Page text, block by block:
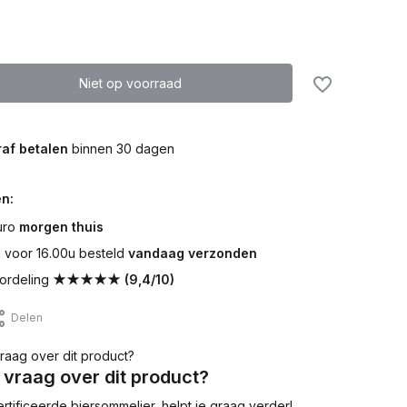
Niet op voorraad
betalen binnen 30 dagen
morgen thuis
16.00u besteld vandaag verzonden
★★★★★ (9,4/10)
Delen
vraag over dit product?